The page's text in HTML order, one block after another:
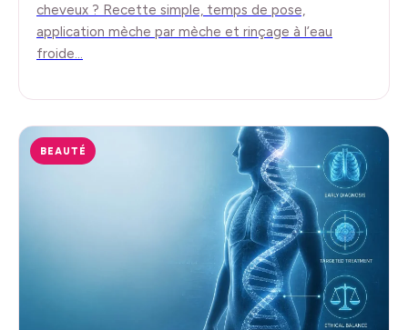
cheveux ? Recette simple, temps de pose,
application mèche par mèche et rinçage à l’eau
froide…
BEAUTÉ